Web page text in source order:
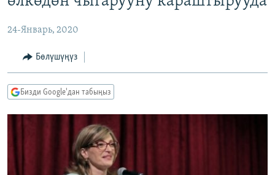
ЭКОНОМИКА
МАДАНИЯТ
БОРБОР АЗИЯ
АТАЙЫН ИЛИКТӨӨ
ТВ ПРОГРАММАЛАР
ЭКСПЕРТТЕР ТАЛДАЙТ
БИЗ ЖАНА ДҮЙНӨ
ЭЖЕ-СИҢДИЛЕР
ӨЗГӨЧӨ ПИКИР
ОНЛАЙН ШЕРИНЕ
24-Январь, 2020
Бөлүшүңүз
Бизди Google'дан табыңыз